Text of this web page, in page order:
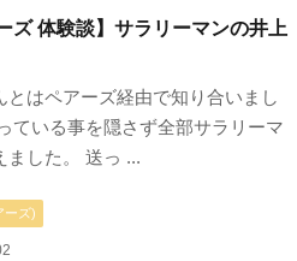
ズ 体験談】サラリーマンの井上
とはペアーズ経由で知り合いまし
ている事を隠さず全部サラリーマ
ました。 送っ ...
ーズ)